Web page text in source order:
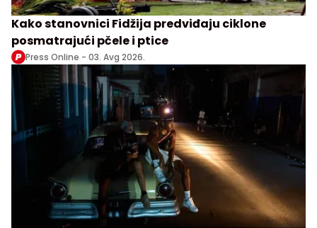
Kako stanovnici Fidžija predviđaju ciklone
posmatrajući pčele i ptice
Press Online - 03. Avg 2026.